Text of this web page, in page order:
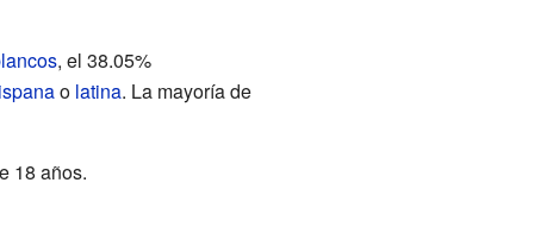
, el 38.05%
o latina. La mayoría de
18 años.